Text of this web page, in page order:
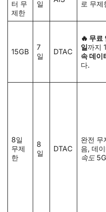
터 무
제한
일
로 무제
15GB
7
일
DTAC
🔥 무료
일까지
속 데이
다.
8일
무제
한
8
일
DTAC
완전
음, 데
속도